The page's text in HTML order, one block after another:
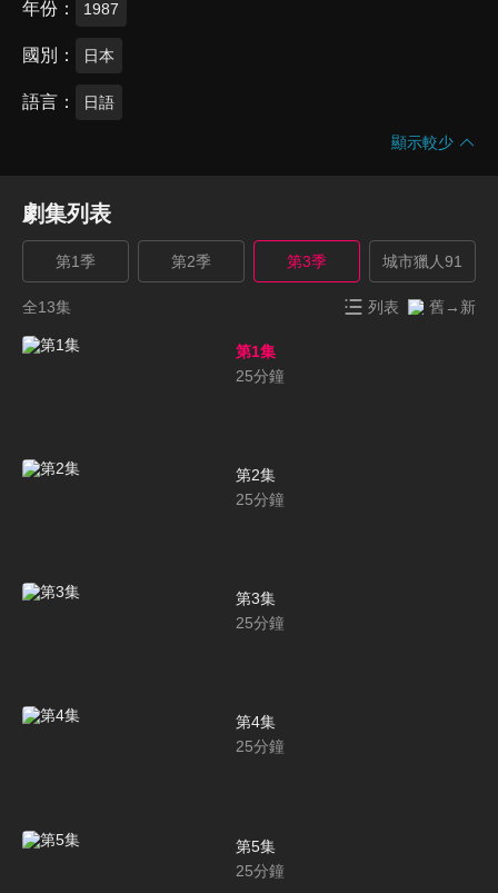
年份 1987
國別 日本
語言 日語
顯示較少
劇集列表
第1季 第2季 第3季 城市獵人91
全13集 列表 舊→新
第1集
25分鐘
第2集
25分鐘
第3集
25分鐘
第4集
25分鐘
第5集
25分鐘